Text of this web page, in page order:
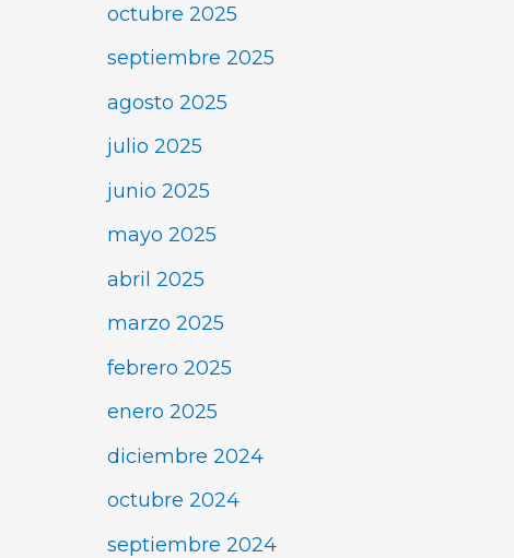
octubre 2025
septiembre 2025
agosto 2025
julio 2025
junio 2025
mayo 2025
abril 2025
marzo 2025
febrero 2025
enero 2025
diciembre 2024
octubre 2024
septiembre 2024